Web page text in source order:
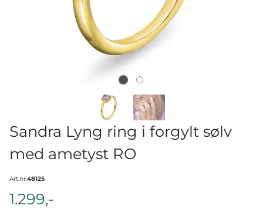
Sandra Lyng ring i forgylt sølv
med ametyst RO
Art.nr:48125
1.299,-